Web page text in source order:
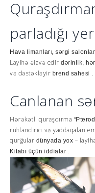
parladığı yer
Hava limanları, sərgi
Layihə əlavə edir dərinlik,
və dəstəkləyir brend sahəsi .
Canlanan
Hərəkətli quraşdırma
ruhlandırıcı və yaddaqalan
qurğular dünyada yox –
Kitabı üçün iddialar .